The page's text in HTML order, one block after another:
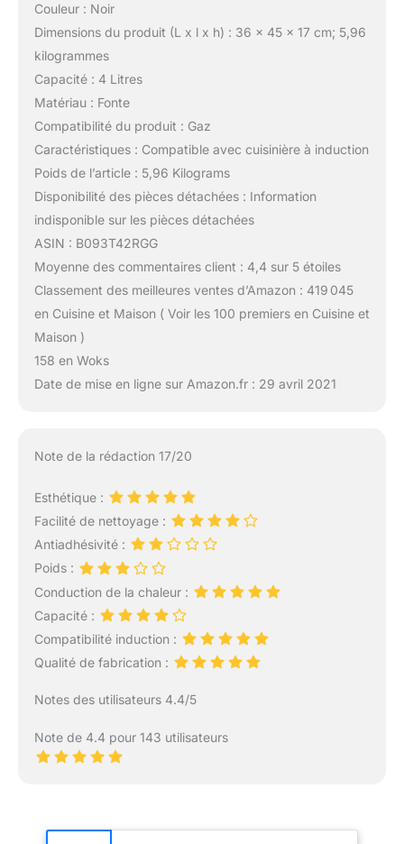
Couleur : Noir
Dimensions du produit (L x l x h) : 36 x 45 x 17 cm; 5,96
kilogrammes
Capacité : 4 Litres
Matériau : Fonte
Compatibilité du produit : Gaz
Caractéristiques : Compatible avec cuisinière à induction
Poids de l’article : 5,96 Kilograms
Disponibilité des pièces détachées : Information
indisponible sur les pièces détachées
ASIN : B093T42RGG
Moyenne des commentaires client : 4,4 sur 5 étoiles
Classement des meilleures ventes d’Amazon : 419 045
en Cuisine et Maison ( Voir les 100 premiers en Cuisine et
Maison )
158 en Woks
Date de mise en ligne sur Amazon.fr : 29 avril 2021
Note de la rédaction 17/20
Esthétique :
Facilité de nettoyage :
Antiadhésivité :
Poids :
Conduction de la chaleur :
Capacité :
Compatibilité induction :
Qualité de fabrication :
Notes des utilisateurs 4.4/5
Note de 4.4 pour 143 utilisateurs